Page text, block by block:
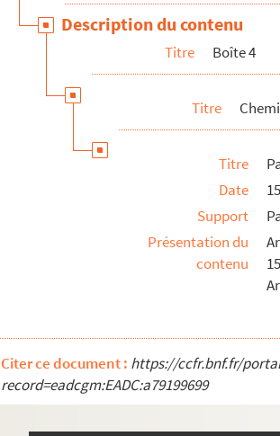
Description du contenu
Titre Boîte 4
Titre
Titre
Date
Support
Présentation du
contenu
Citer ce document : https://ccfr.bnf.fr/
record=eadcgm:EADC:a79199699